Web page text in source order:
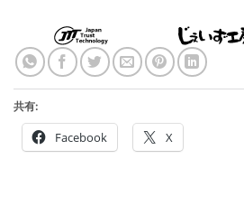
共有:
Facebook X